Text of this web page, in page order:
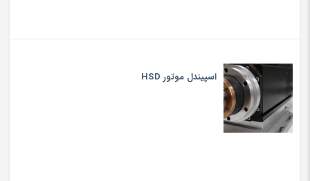
اسپیندل موتور HSD